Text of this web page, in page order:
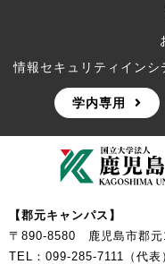
情報セキュリティインシ
学内専用
【郡元キャンパス】
〒890-8580 鹿児島市郡元
TEL：099-285-7111（代表